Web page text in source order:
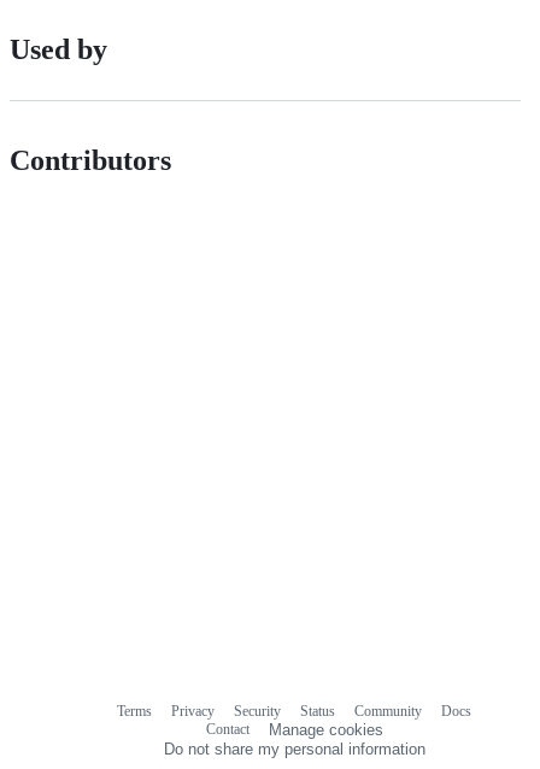
Used by
Contributors
Terms Privacy Security Status Community
Docs
Contact
Manage cookies
Do not share my personal information